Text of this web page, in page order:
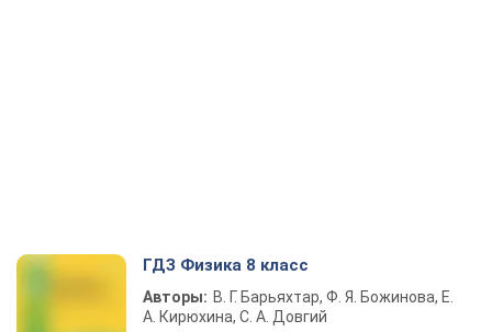
ГДЗ Физика 8 класс
Авторы: В. Г. Барьяхтар, Ф. Я. Божинова, Е.
А. Кирюхина, С. А. Довгий